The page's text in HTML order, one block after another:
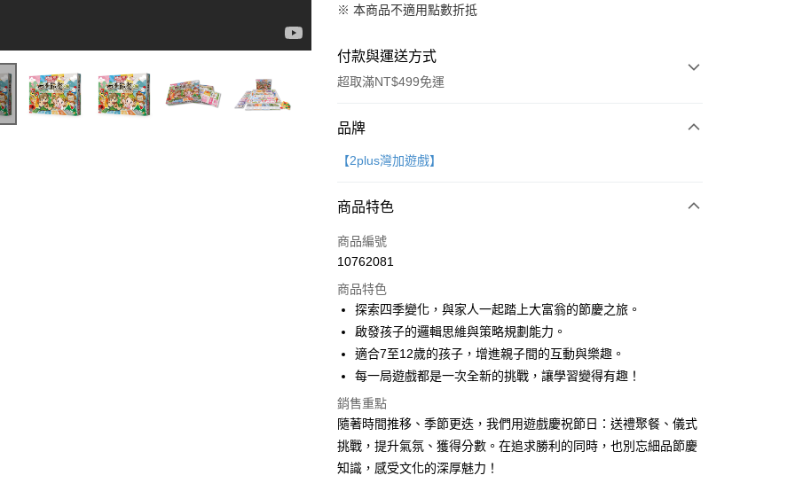
※ 本商品不適用點數折抵
付款與運送方式
超取滿NT$499免運
付款方式
信用卡一次付款
大哥付你分期
【大哥付你分期使用說明】
1.本服務由台灣大哥大提供，台灣大哥大用戶可立即使用無須另外申請。
2.付款方式選擇「大哥付你分期」，訂單成立後會自動跳轉到大哥付的交易
完成交易。
3.實際核准額度、可分期數及費用金額請依後續交易確認頁面所載為準。
消。如遇「轉專審核」未通過狀況，表示未達大哥付你分期系統評分，恕
無法說明評估內容。
【繳款方式說明】
1.分期款項不併入電信帳單，「大哥付你分期」於每月結算日後寄送繳費提
醒簡訊。
AFTEE先享後付
相關說明
【關於「AFTEE先享後付」】
AFTEE先享後付是「在收到商品之後才付款」的支付方式。 讓您購物簡單
便利好安心！
１．簡單：不需註冊會員、不需綁卡、不需儲值。
２．便利：只要手機號碼，簡訊認證，即可結帳。
３．安心：先確認商品／服務後，再付款。
【「AFTEE先享後付」結帳流程】
１．於結帳方式選擇「AFTEE先享後付」後，將跳轉至「AFTEE先享後
ATM付款
運送方式
付款後全家取貨｜8/8-8/14運費優惠，結帳滿499即享免運。
每筆NT$70，滿NT$499(含以上)免運費
品牌
【2plus灣加遊戲】
商品特色
商品編號
10762081
商品特色
探索四季變化，與家人一起踏上大富翁的節慶之旅。
啟發孩子的邏輯思維與策略規劃能力。
適合7至12歲的孩子，增進親子間的互動與樂趣。
每一局遊戲都是一次全新的挑戰，讓學習變得有趣！
銷售重點
隨著時間推移、季節更迭，我們用遊戲慶祝節日：送禮聚餐、儀式
挑戰，提升氣氛、獲得分數。在追求勝利的同時，也別忘細品節慶
知識，感受文化的深厚魅力！